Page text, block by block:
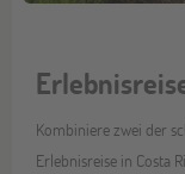
Kombiniere zwei der
Erlebnisreise in Costa